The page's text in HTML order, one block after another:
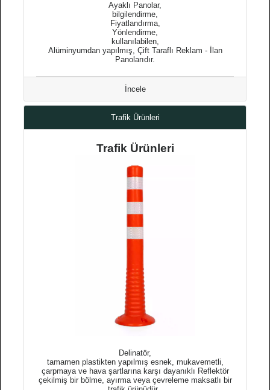
Ayaklı Panolar,
bilgilendirme,
Fiyatlandırma,
Yönlendirme,
kullanılabilen,
Alüminyumdan yapılmış, Çift Taraflı Reklam - İlan
Panolarıdır.
İncele
Trafik Ürünleri
Trafik Ürünleri
Delinatör,
tamamen plastikten yapılmış esnek, mukavemetli,
çarpmaya ve hava şartlarına karşı dayanıklı Reflektör
çekilmiş bir bölme, ayırma veya çevreleme maksatlı bir